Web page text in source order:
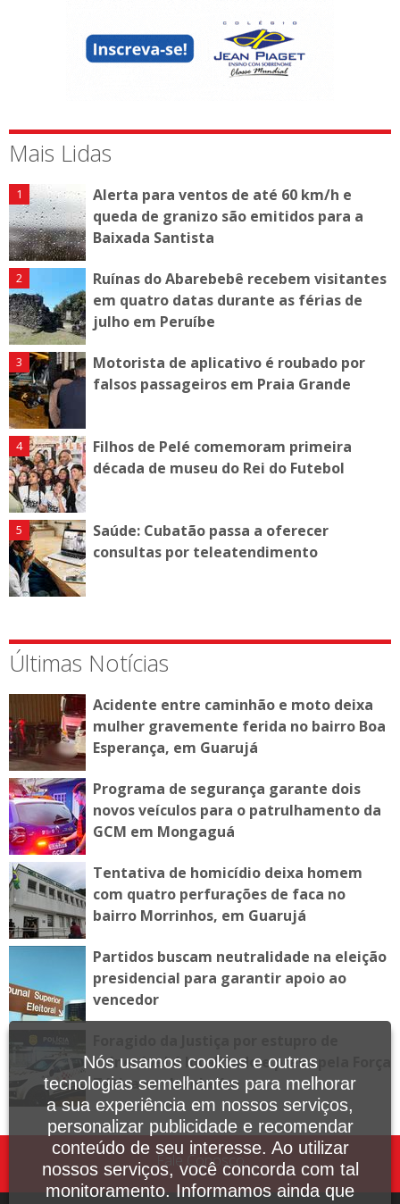
Mais Lidas
Alerta para ventos de até 60 km/h e
queda de granizo são emitidos para a
Baixada Santista
Ruínas do Abarebebê recebem visitantes
em quatro datas durante as férias de
julho em Peruíbe
Motorista de aplicativo é roubado por
falsos passageiros em Praia Grande
Filhos de Pelé comemoram primeira
década de museu do Rei do Futebol
Saúde: Cubatão passa a oferecer
consultas por teleatendimento
Últimas Notícias
Acidente entre caminhão e moto deixa
mulher gravemente ferida no bairro Boa
Esperança, em Guarujá
Programa de segurança garante dois
novos veículos para o patrulhamento da
GCM em Mongaguá
Tentativa de homicídio deixa homem
com quatro perfurações de faca no
bairro Morrinhos, em Guarujá
Partidos buscam neutralidade na eleição
presidencial para garantir apoio ao
vencedor
vulnerável é localizado e preso pela Força
Tática em Itanhaém
Fale Conosco
Nós usamos cookies e outras
tecnologias semelhantes para melhorar
a sua experiência em nossos serviços,
personalizar publicidade e recomendar
conteúdo de seu interesse. Ao utilizar
nossos serviços, você concorda com tal
monitoramento. Informamos ainda que